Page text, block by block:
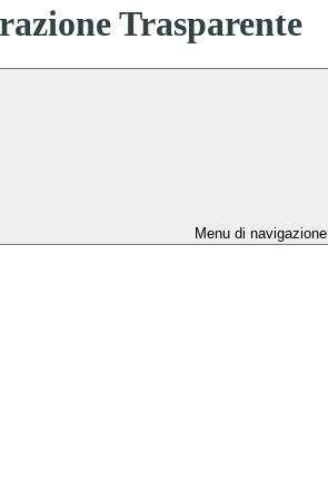
Trasparente
Menu di navigazione